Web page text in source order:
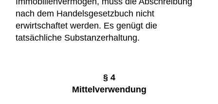
nach dem Handelsgesetzbuch nicht
erwirtschaftet werden. Es genügt die
tatsächliche Substanzerhaltung.
§ 4
Mittelverwendung